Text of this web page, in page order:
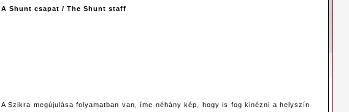
A Shunt csapat / The Shunt staff
A Szikra megújulása folyamatban van, íme néhány kép, hogy is fog kinézni a helyszín